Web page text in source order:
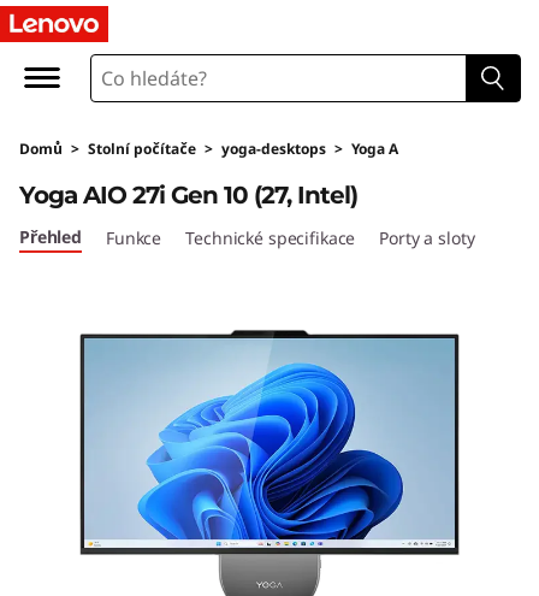
Y
g
a
A
Domů > Stolní počítače > yoga-desktops > Yoga A
Yoga AIO 27i Gen 10 (27, Intel)
Přehled Funkce Technické specifikace Porty a sloty